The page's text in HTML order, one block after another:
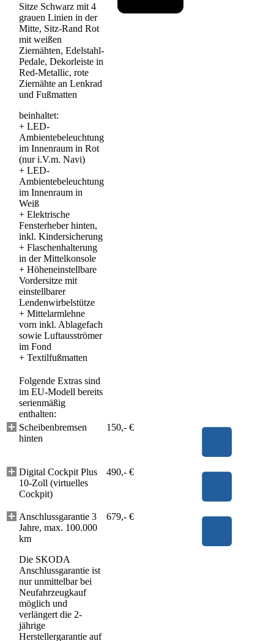
Sitze Schwarz mit 4
grauen Linien in der
Mitte, Sitz-Rand Rot
mit weißen
Ziernähten, Edelstahl-
Pedale, Dekorleiste in
Red-Metallic, rote
Ziernähte an Lenkrad
und Fußmatten
beinhaltet:
+ LED-
Ambientebeleuchtung
im Innenraum in Rot
(nur i.V.m. Navi)
+ LED-
Ambientebeleuchtung
im Innenraum in
Weiß
+ Elektrische
Fensterheber hinten,
inkl. Kindersicherung
+ Flaschenhalterung
in der Mittelkonsole
+ Höheneinstellbare
Vordersitze mit
einstellbarer
Lendenwirbelstütze
+ Mittelarmlehne
vorn inkl. Ablagefach
sowie Luftausströmer
im Fond
+ Textilfußmatten
Folgende Extras sind
im EU-Modell bereits
serienmäßig
enthalten:
Scheibenbremsen
hinten
150,- €
Digital Cockpit Plus
10-Zoll (virtuelles
Cockpit)
490,- €
Anschlussgarantie 3
Jahre, max. 100.000
km
Die SKODA
Anschlussgarantie ist
nur unmittelbar bei
Neufahrzeugkauf
möglich und
verlängert die 2-
jährige
Herstellergarantie auf
679,- €